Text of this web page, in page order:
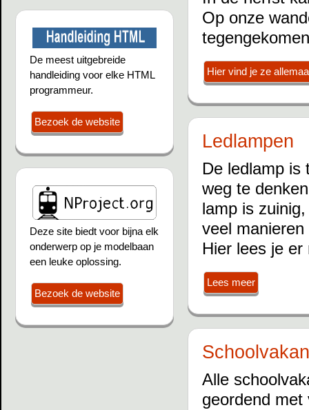
De meest uitgebreide
handleiding voor elke HTML
programmeur.
Bezoek de website
Deze site biedt voor bijna elk
onderwerp op je modelbaan
een leuke oplossing.
Bezoek de website
Op onze
Hier vind je ze
Ledlampen
De ledlamp is
weg te
lamp is
veel
Hier lees je
Lees meer
Alle
geordend met